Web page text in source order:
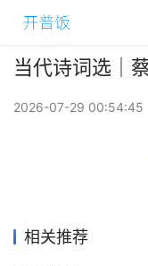
当代诗词选｜
2026-07-29 00:54:45
相关推荐